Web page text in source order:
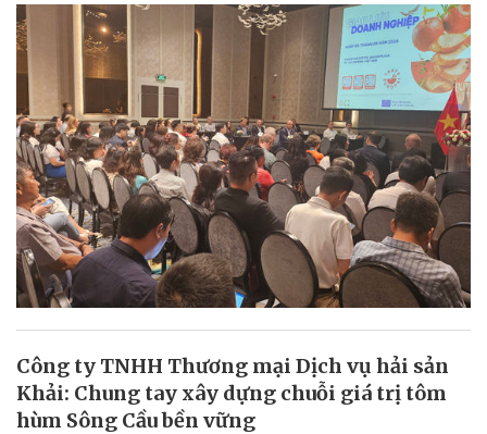
Công ty TNHH Thương mại Dịch vụ hải sản
Khải: Chung tay xây dựng chuỗi giá trị tôm
hùm Sông Cầu bền vững